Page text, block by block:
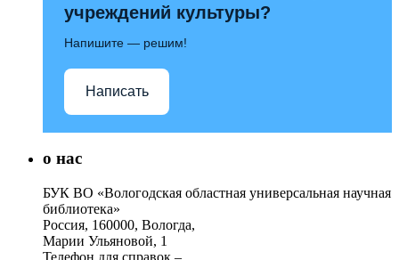
учреждений культуры?
Напишите — решим!
Написать
о нас
БУК ВО «Вологодская областная универсальная научная
библиотека»
Россия, 160000, Вологда,
Марии Ульяновой, 1